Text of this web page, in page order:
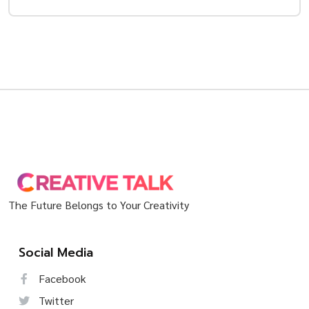
The Future Belongs to Your Creativity
Social Media
Facebook
Twitter